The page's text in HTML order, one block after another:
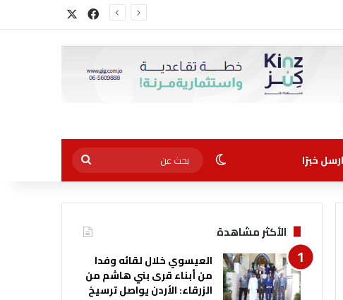
فيسبوك
ارسل خبرًا الوضع المظلم
بحث
عن
الأكثر مشاهدة
العيسوي خلال لقائه وفدا
من أبناء قرى بني هاشم من
الزرقاء: الأردن يواصل ترسيخ